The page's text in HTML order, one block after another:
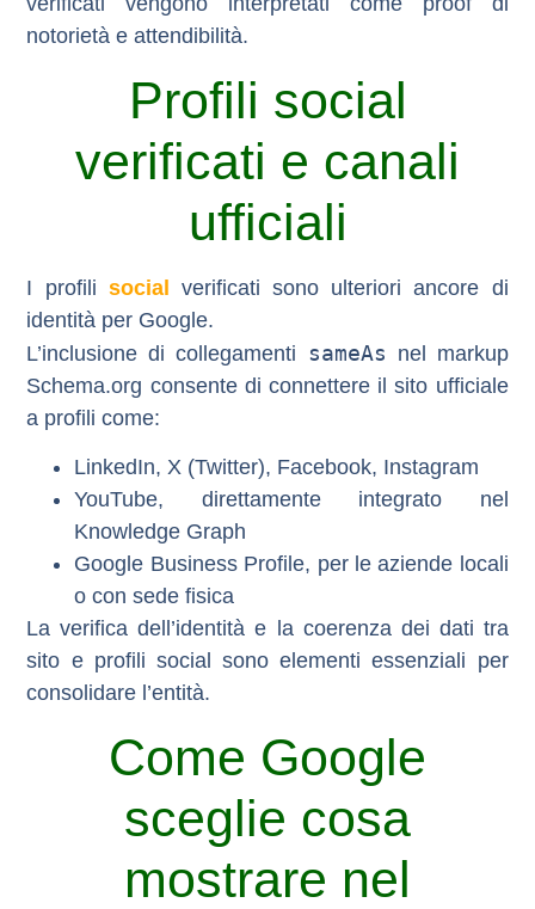
notorietà e attendibilità.
Profili social
verificati e canali
ufficiali
I profili social verificati sono ulteriori ancore di
identità per Google.
L’inclusione di collegamenti sameAs nel markup
Schema.org consente di connettere il sito ufficiale
a profili come:
LinkedIn,X (Twitter), Facebook, Instagram
YouTube, direttamente integrato nel
Knowledge Graph
Google Business Profile, per le aziende locali
o con sede fisica
La verifica dell’identità e la coerenza dei dati tra
sito e profili social sono elementi essenziali per
consolidare l’entità.
Come Google
sceglie cosa
mostrare nel